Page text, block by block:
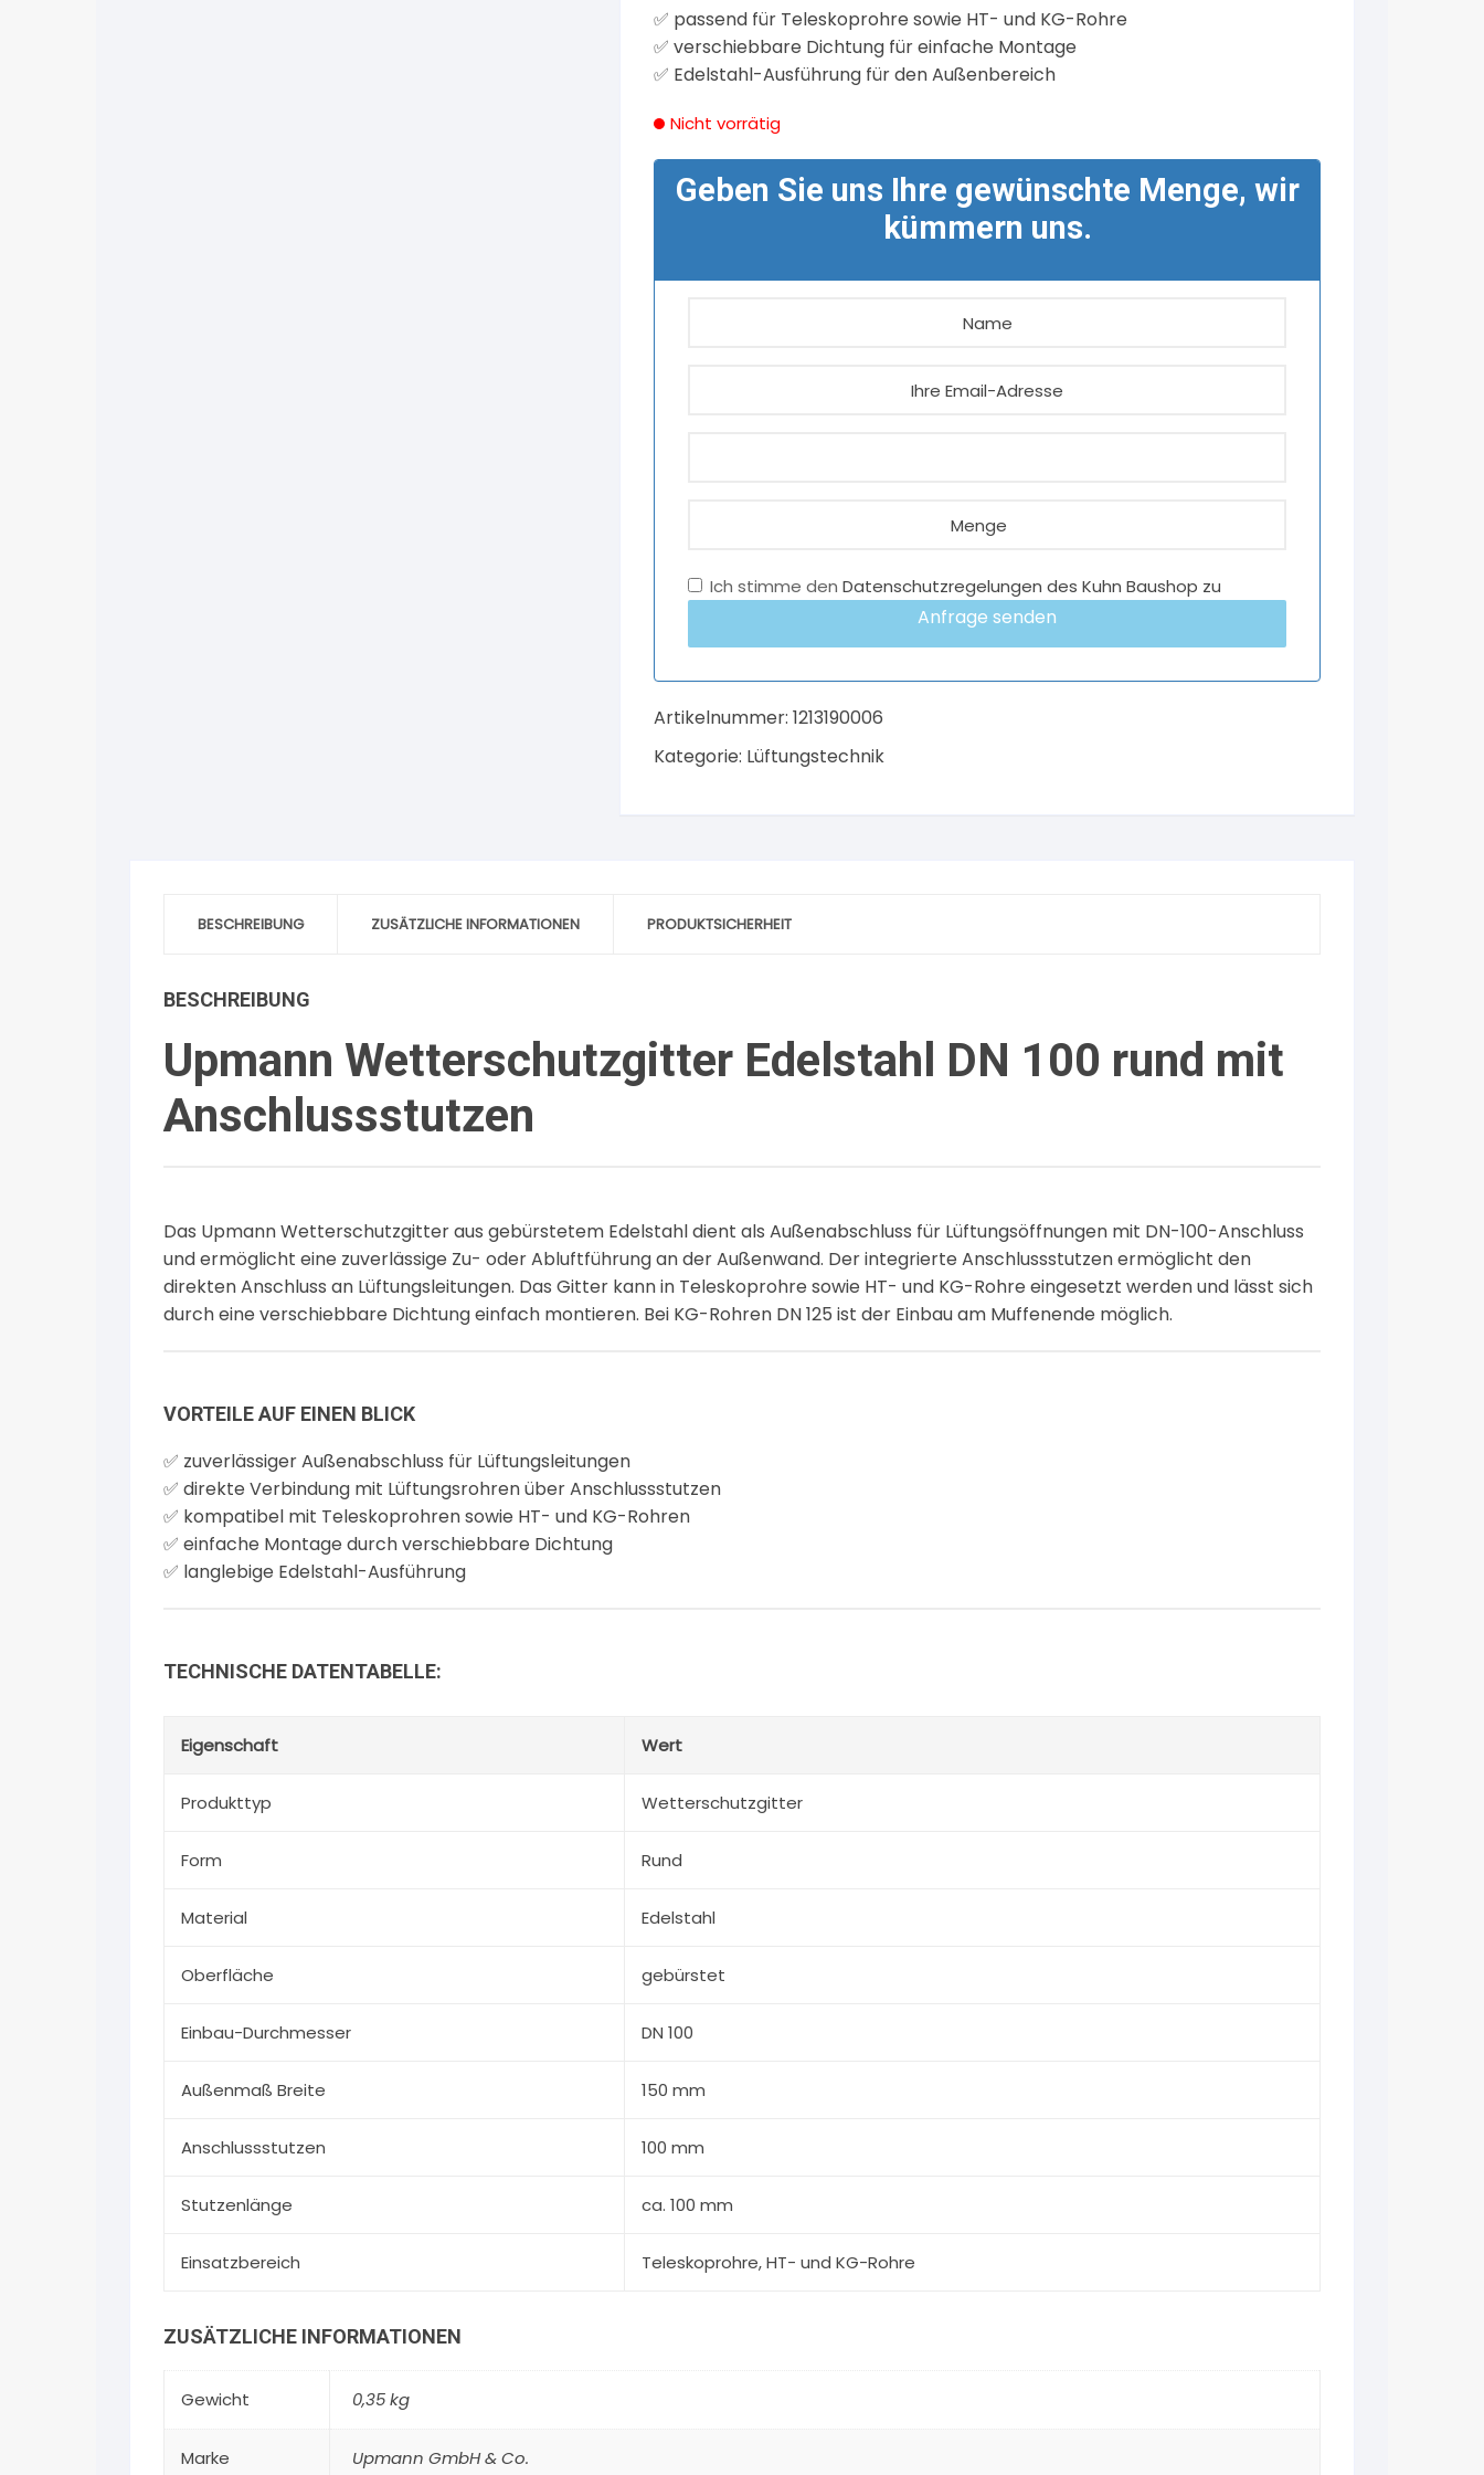
✅ passend für Teleskoprohre sowie HT- und KG-Rohre
✅ verschiebbare Dichtung für einfache Montage
✅ Edelstahl-Ausführung für den Außenbereich
Nicht vorrätig
Geben Sie uns Ihre gewünschte Menge, wir
kümmern uns.
Ich stimme den Datenschutzregelungen des Kuhn Baushop zu
Anfrage senden
Artikelnummer: 1213190006
Kategorie: Lüftungstechnik
BESCHREIBUNG ZUSÄTZLICHE INFORMATIONEN PRODUKTSICHERHEIT
BESCHREIBUNG
Upmann Wetterschutzgitter Edelstahl DN 100 rund mit
Anschlussstutzen
Das Upmann Wetterschutzgitter aus gebürstetem Edelstahl dient als Außenabschluss für Lüftungsöffnungen mit DN-100-Anschluss
und ermöglicht eine zuverlässige Zu- oder Abluftführung an der Außenwand. Der integrierte Anschlussstutzen ermöglicht den
direkten Anschluss an Lüftungsleitungen. Das Gitter kann in Teleskoprohre sowie HT- und KG-Rohre eingesetzt werden und lässt sich
durch eine verschiebbare Dichtung einfach montieren. Bei KG-Rohren DN 125 ist der Einbau am Muffenende möglich.
VORTEILE AUF EINEN BLICK
✅ zuverlässiger Außenabschluss für Lüftungsleitungen
✅ direkte Verbindung mit Lüftungsrohren über Anschlussstutzen
✅ kompatibel mit Teleskoprohren sowie HT- und KG-Rohren
✅ einfache Montage durch verschiebbare Dichtung
✅ langlebige Edelstahl-Ausführung
TECHNISCHE DATENTABELLE:
Eigenschaft Wert
Produkttyp Wetterschutzgitter
Form Rund
Material Edelstahl
Oberfläche gebürstet
Einbau-Durchmesser DN 100
Außenmaß Breite 150 mm
Anschlussstutzen 100 mm
Stutzenlänge ca. 100 mm
Einsatzbereich Teleskoprohre, HT- und KG-Rohre
ZUSÄTZLICHE INFORMATIONEN
Gewicht 0,35 kg
Marke Upmann GmbH & Co.